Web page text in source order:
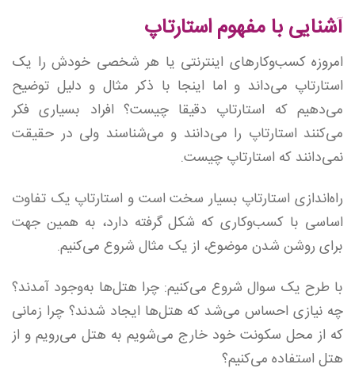
آشنایی با مفهوم استارتاپ
امروزه کسب‌وکارهای اینترنتی یا هر شخصی خودش را یک
استارتاپ می‌داند و اما اینجا با ذکر مثال و دلیل توضیح
می‌دهیم که استارتاپ دقیقا چیست؟ افراد بسیاری فکر
می‌کنند استارتاپ را می‌دانند و می‌شناسند ولی در حقیقت
نمی‌دانند که استارتاپ چیست.
راه‌اندازی استارتاپ بسیار سخت است و استارتاپ یک تفاوت
اساسی با کسب‌و‌کاری که شکل گرفته دارد، به همین جهت
برای روشن شدن موضوع، از یک مثال شروع می‌کنیم.
با طرح یک سوال شروع می‌کنیم: چرا هتل‌ها به‌وجود آمدند؟
چه نیازی احساس می‌شد که هتل‌ها ایجاد شدند؟ چرا زمانی
که از محل سکونت خود خارج می‌شویم به هتل می‌رویم و از
هتل استفاده می‌کنیم؟